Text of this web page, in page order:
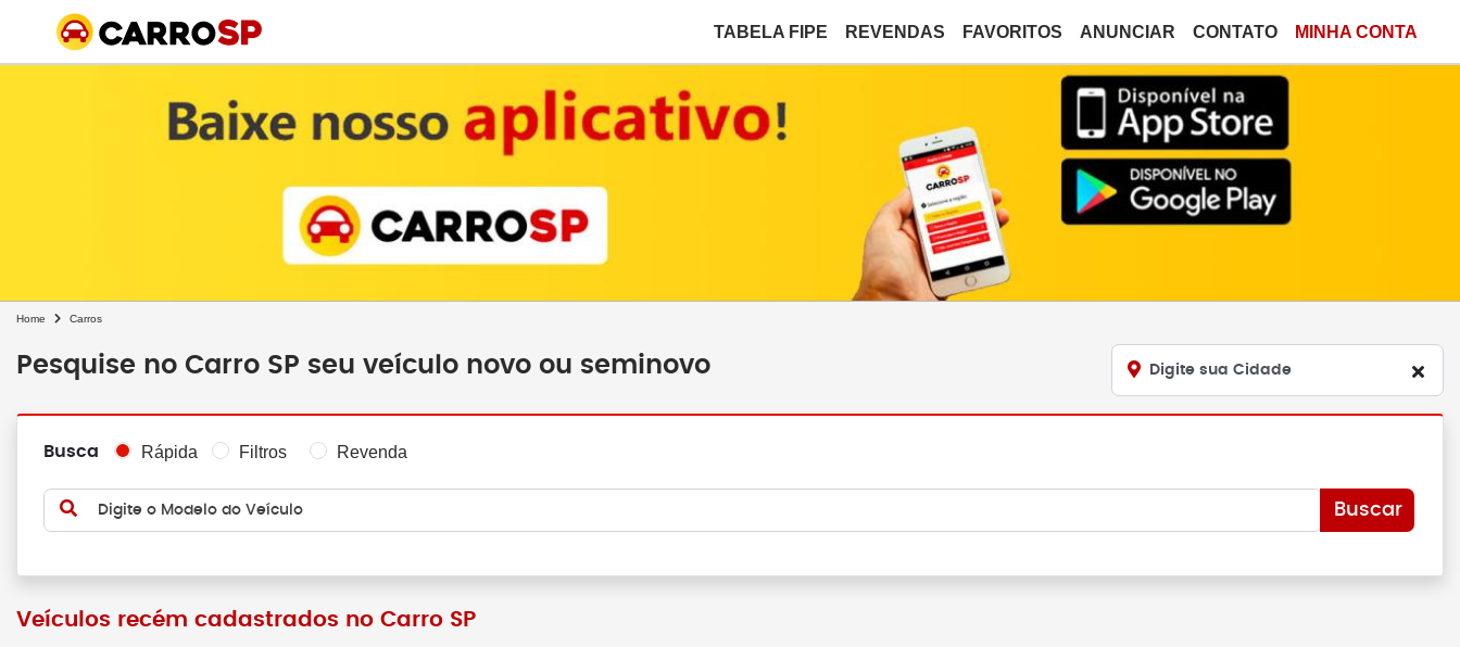
TABELA FIPE REVENDAS FAVORITOS ANUNCIAR CONTATO MINHA CONTA
Home Carros
Pesquise no Carro SP seu veículo novo ou seminovo Digite sua Cidade
Busca Rápida Filtros Revenda
Digite o Modelo do Veículo Buscar
Veículos recém cadastrados no Carro SP